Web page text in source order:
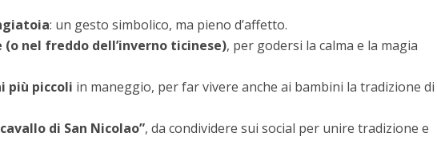
: un gesto simbolico, ma pieno d’affetto.
nel freddo dell’inverno ticinese), per godersi la calma e la magia
più piccoli in maneggio, per far vivere anche ai bambini la tradizione di
di San Nicolao”, da condividere sui social per unire tradizione e